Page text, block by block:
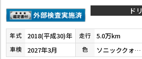
ド
年式 2018(平成30)年 走行 5.0万km
車検 2027年3月 色 ソニッククォーツ